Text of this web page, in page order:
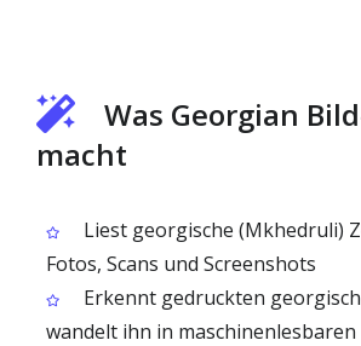
Was Georgian
macht
Liest georgische (Mkhedruli)
Fotos, Scans und Screenshots
Erkennt gedruckten
wandelt ihn in